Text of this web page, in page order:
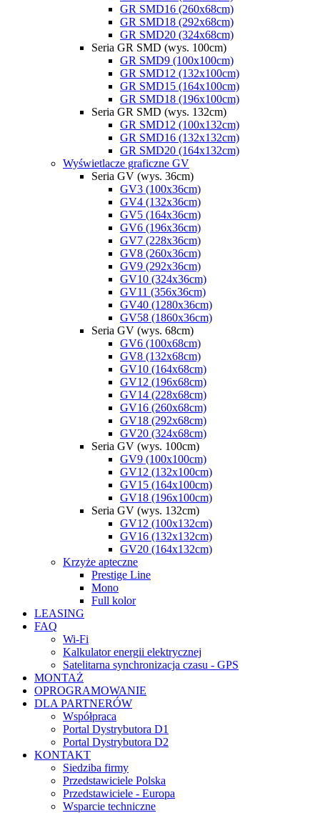
GR SMD16 (260x68cm)
GR SMD18 (292x68cm)
GR SMD20 (324x68cm)
Seria GR SMD (wys. 100cm)
GR SMD9 (100x100cm)
GR SMD12 (132x100cm)
GR SMD15 (164x100cm)
GR SMD18 (196x100cm)
Seria GR SMD (wys. 132cm)
GR SMD12 (100x132cm)
GR SMD16 (132x132cm)
GR SMD20 (164x132cm)
Wyświetlacze graficzne GV
Seria GV (wys. 36cm)
GV3 (100x36cm)
GV4 (132x36cm)
GV5 (164x36cm)
GV6 (196x36cm)
GV7 (228x36cm)
GV8 (260x36cm)
GV9 (292x36cm)
GV10 (324x36cm)
GV11 (356x36cm)
GV40 (1280x36cm)
GV58 (1860x36cm)
Seria GV (wys. 68cm)
GV6 (100x68cm)
GV8 (132x68cm)
GV10 (164x68cm)
GV12 (196x68cm)
GV14 (228x68cm)
GV16 (260x68cm)
GV18 (292x68cm)
GV20 (324x68cm)
Seria GV (wys. 100cm)
GV9 (100x100cm)
GV12 (132x100cm)
GV15 (164x100cm)
GV18 (196x100cm)
Seria GV (wys. 132cm)
GV12 (100x132cm)
GV16 (132x132cm)
GV20 (164x132cm)
Krzyże apteczne
Prestige Line
Mono
Full kolor
LEASING
FAQ
Wi-Fi
Kalkulator energii elektrycznej
Satelitarna synchronizacja czasu - GPS
MONTAŻ
OPROGRAMOWANIE
DLA PARTNERÓW
Współpraca
Portal Dystrybutora D1
Portal Dystrybutora D2
KONTAKT
Siedziba firmy
Przedstawiciele Polska
Przedstawiciele - Europa
Wsparcie techniczne